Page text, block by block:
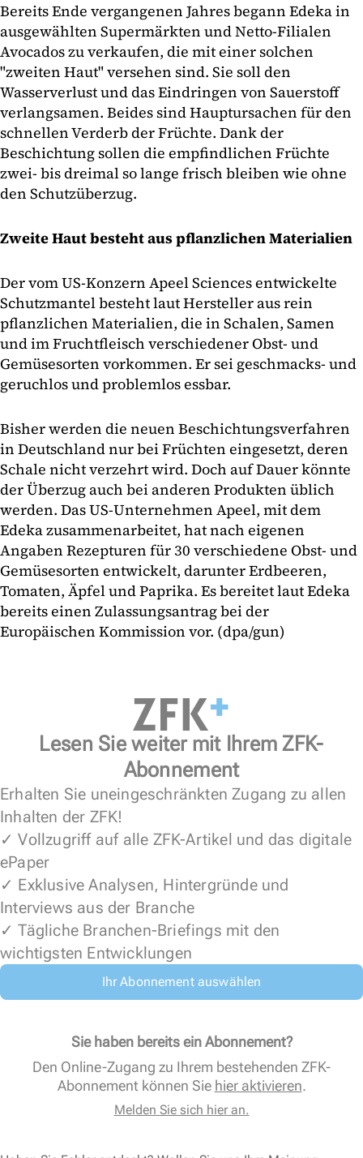
Bereits Ende vergangenen Jahres begann Edeka in
ausgewählten Supermärkten und Netto-Filialen
Avocados zu verkaufen, die mit einer solchen
"zweiten Haut" versehen sind. Sie soll den
Wasserverlust und das Eindringen von Sauerstoff
verlangsamen. Beides sind Hauptursachen für den
schnellen Verderb der Früchte. Dank der
Beschichtung sollen die empfindlichen Früchte
zwei- bis dreimal so lange frisch bleiben wie ohne
den Schutzüberzug.
Zweite Haut besteht aus pflanzlichen Materialien
Der vom US-Konzern Apeel Sciences entwickelte
Schutzmantel besteht laut Hersteller aus rein
pflanzlichen Materialien, die in Schalen, Samen
und im Fruchtfleisch verschiedener Obst- und
Gemüsesorten vorkommen. Er sei geschmacks- und
geruchlos und problemlos essbar.
Bisher werden die neuen Beschichtungsverfahren
in Deutschland nur bei Früchten eingesetzt, deren
Schale nicht verzehrt wird. Doch auf Dauer könnte
der Überzug auch bei anderen Produkten üblich
werden. Das US-Unternehmen Apeel, mit dem
Edeka zusammenarbeitet, hat nach eigenen
Angaben Rezepturen für 30 verschiedene Obst- und
Gemüsesorten entwickelt, darunter Erdbeeren,
Tomaten, Äpfel und Paprika. Es bereitet laut Edeka
bereits einen Zulassungsantrag bei der
Europäischen Kommission vor. (dpa/gun)
Lesen Sie weiter mit Ihrem ZFK-
Abonnement
Erhalten Sie uneingeschränkten Zugang zu allen
Inhalten der ZFK!
✓ Vollzugriff auf alle ZFK-Artikel und das digitale
ePaper
✓ Exklusive Analysen, Hintergründe und
Interviews aus der Branche
✓ Tägliche Branchen-Briefings mit den
wichtigsten Entwicklungen
Ihr Abonnement auswählen
Sie haben bereits ein Abonnement?
Den Online-Zugang zu Ihrem bestehenden ZFK-
Abonnement können Sie hier aktivieren.
Melden Sie sich hier an.